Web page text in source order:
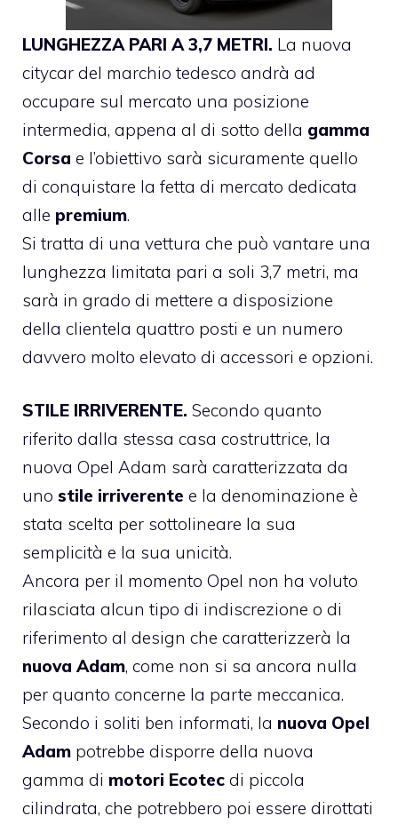
LUNGHEZZA PARI A 3,7 METRI. La nuova
citycar del marchio tedesco andrà ad
occupare sul mercato una posizione
intermedia, appena al di sotto della gamma
Corsa e l’obiettivo sarà sicuramente quello
di conquistare la fetta di mercato dedicata
alle premium.
Si tratta di una vettura che può vantare una
lunghezza limitata pari a soli 3,7 metri, ma
sarà in grado di mettere a disposizione
della clientela quattro posti e un numero
davvero molto elevato di accessori e opzioni.
STILE IRRIVERENTE. Secondo quanto
riferito dalla stessa casa costruttrice, la
nuova Opel Adam sarà caratterizzata da
uno stile irriverente e la denominazione è
stata scelta per sottolineare la sua
semplicità e la sua unicità.
Ancora per il momento Opel non ha voluto
rilasciata alcun tipo di indiscrezione o di
riferimento al design che caratterizzerà la
nuova Adam, come non si sa ancora nulla
per quanto concerne la parte meccanica.
Secondo i soliti ben informati, la nuova Opel
Adam potrebbe disporre della nuova
gamma di motori Ecotec di piccola
cilindrata, che potrebbero poi essere dirottati